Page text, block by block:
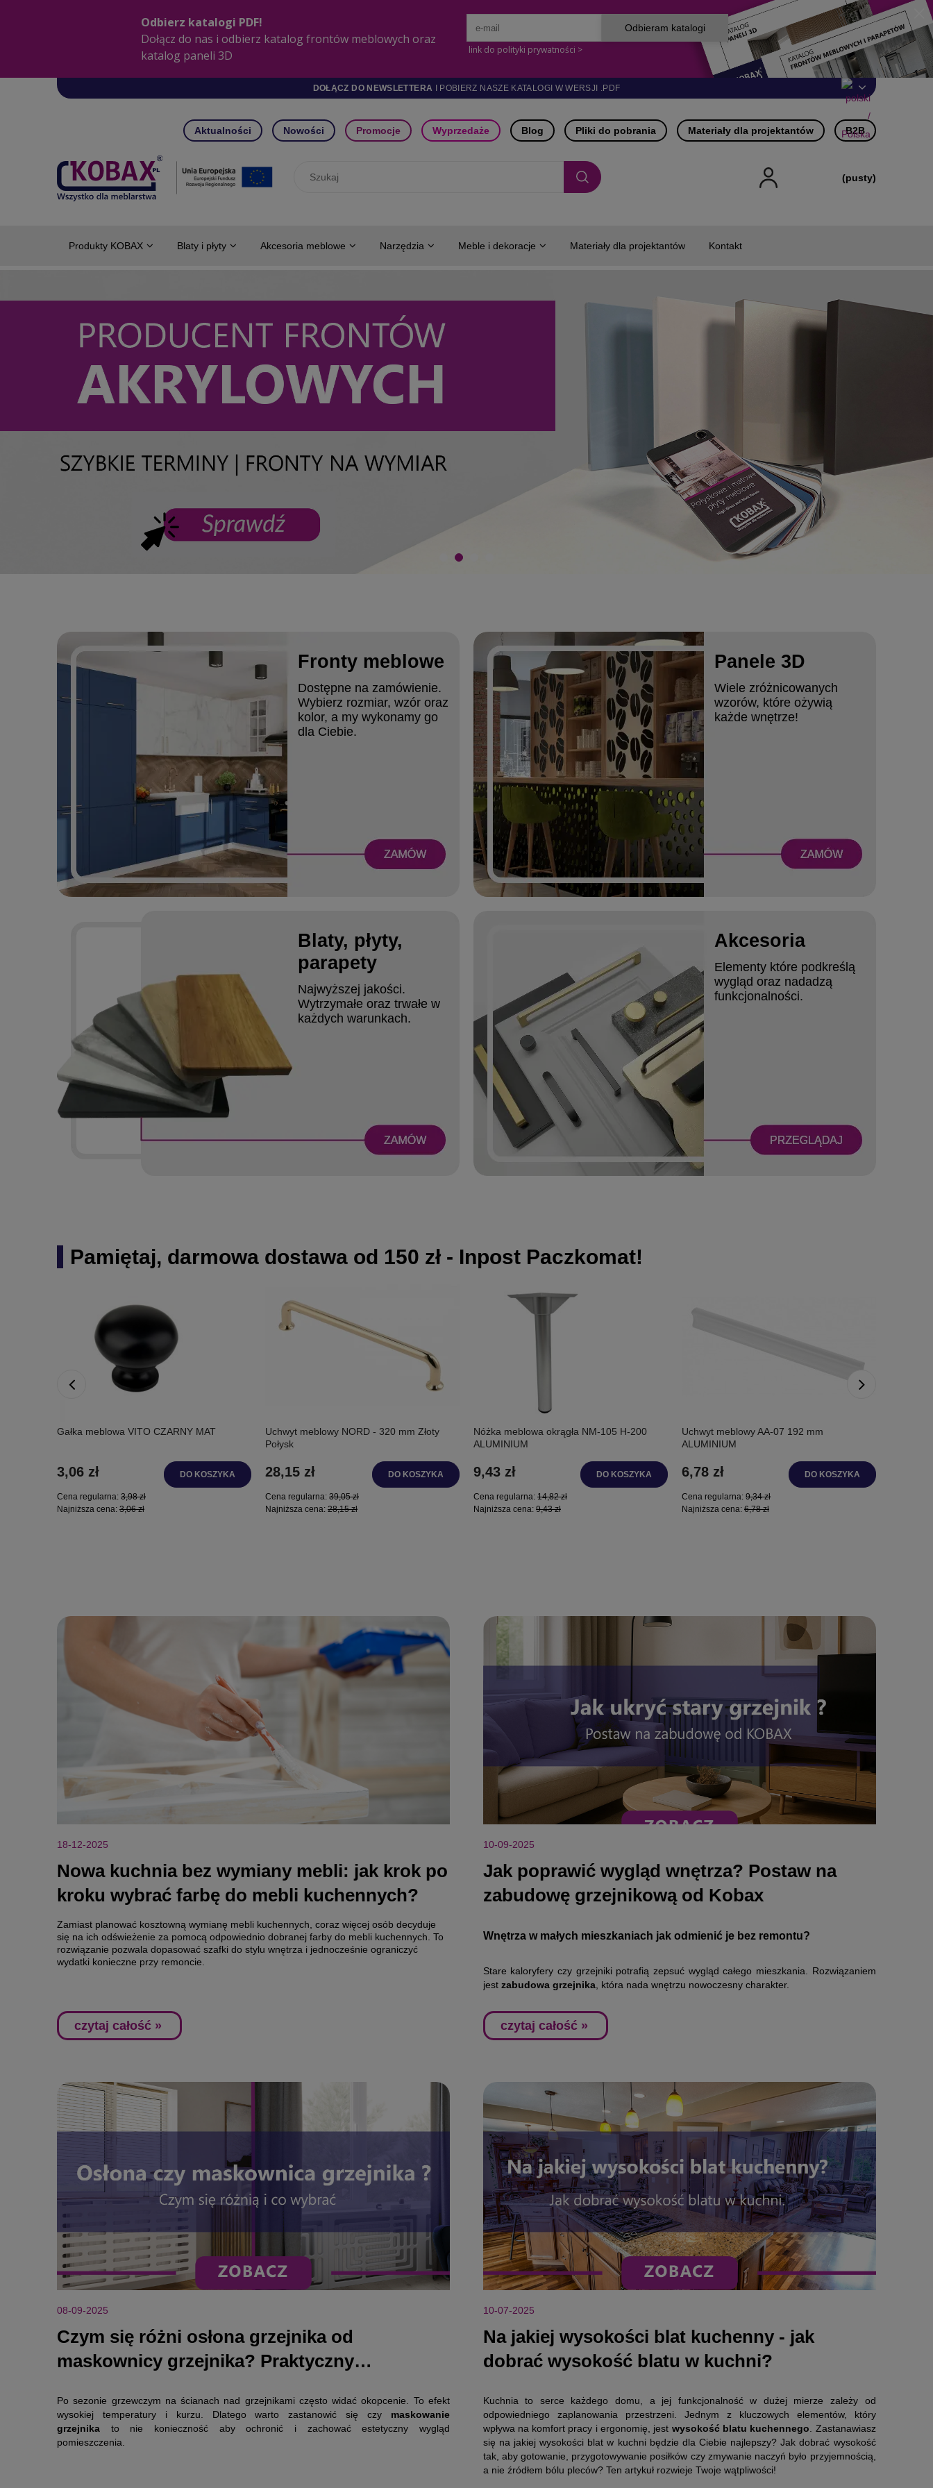
DOŁĄCZ DO NEWSLETTERA I POBIERZ NASZE KATALOGI W WERSJI .PDF
Aktualności Nowości Promocje Wyprzedaże Blog Pliki do pobrania Materiały dla projektantów B2B
(pusty)
Produkty KOBAX Blaty i płyty Akcesoria meblowe Narzędzia Meble i dekoracje Materiały dla projektantów Kontakt
Fronty meblowe
Dostępne na zamówienie.
Wybierz rozmiar, wzór oraz
kolor, a my wykonamy go
dla Ciebie.
Panele 3D
Wiele zróżnicowanych
wzorów, które ożywią
każde wnętrze!
Blaty, płyty,
parapety
Najwyższej jakości.
Wytrzymałe oraz trwałe w
każdych warunkach.
Akcesoria
Elementy które podkreślą
wygląd oraz nadadzą
funkcjonalności.
Pamiętaj, darmowa dostawa od 150 zł - Inpost Paczkomat!
Gałka meblowa VITO CZARNY MAT
3,06 zł
Cena regularna: 3,98 zł
Najniższa cena: 3,06 zł
DO KOSZYKA
Uchwyt meblowy NORD - 320 mm Złoty
Połysk
28,15 zł
Cena regularna: 39,05 zł
Najniższa cena: 28,15 zł
DO KOSZYKA
Nóżka meblowa okrągła NM-105 H-200
ALUMINIUM
9,43 zł
Cena regularna: 14,82 zł
Najniższa cena: 9,43 zł
DO KOSZYKA
Uchwyt meblowy AA-07 192 mm
ALUMINIUM
6,78 zł
Cena regularna: 9,34 zł
Najniższa cena: 6,78 zł
DO KOSZYKA
18-12-2025
​Nowa kuchnia bez wymiany mebli: jak krok po
kroku wybrać farbę do mebli kuchennych?
Zamiast planować kosztowną wymianę mebli kuchennych, coraz więcej osób decyduje
się na ich odświeżenie za pomocą odpowiednio dobranej farby do mebli kuchennych. To
rozwiązanie pozwala dopasować szafki do stylu wnętrza i jednocześnie ograniczyć
wydatki konieczne przy remoncie.
czytaj całość »
10-09-2025
Jak poprawić wygląd wnętrza? Postaw na
zabudowę grzejnikową od Kobax
Wnętrza w małych mieszkaniach jak odmienić je bez remontu?
Stare kaloryfery czy grzejniki potrafią zepsuć wygląd całego mieszkania. Rozwiązaniem
jest zabudowa grzejnika, która nada wnętrzu nowoczesny charakter.
czytaj całość »
08-09-2025
Czym się różni osłona grzejnika od
maskownicy grzejnika? Praktyczny
Po sezonie grzewczym na ścianach nad grzejnikami często widać okopcenie. To efekt
wysokiej temperatury i kurzu. Dlatego warto zastanowić się czy maskowanie
grzejnika to nie konieczność aby ochronić i zachować estetyczny wygląd
pomieszczenia.
10-07-2025
Na jakiej wysokości blat kuchenny - jak
dobrać wysokość blatu w kuchni?
Kuchnia to serce każdego domu, a jej funkcjonalność w dużej mierze zależy od
odpowiedniego zaplanowania przestrzeni. Jednym z kluczowych elementów, który
wpływa na komfort pracy i ergonomię, jest wysokość blatu kuchennego . Zastanawiasz
się na jakiej wysokości blat w kuchni będzie dla Ciebie najlepszy? Jak dobrać wysokość
tak, aby gotowanie, przygotowywanie posiłków czy zmywanie naczyń było przyjemnością,
a nie źródłem bólu pleców? Ten artykuł rozwieje Twoje wątpliwości!